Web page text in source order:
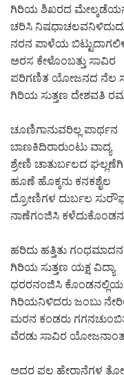
ಗಿರಿಯ ಶಿಖರದ
ಚರಿಸಿ
ನರನ ಪಾಳೆಯ
ಅರಸ ಕೇಳೊಂಬತ್ತು ಸಾವಿರ
ಪರಿಗಣಿತ ಯೋಜನದ ನೆಲ
ಗಿರಿಯ ಸುತ್ತಣ ದೇಶವತಿ
ಚೂಣಿಗಾನುವರಿಲ್ಲ ಪಾರ್ಥನ
ಬಾಣಕಿದಿರಾರುಂಟು ವಾದ್ಯ
ಶ್ರೇಣಿ ಚಾತುರ್ಬಲದ
ಹೂಣೆ ಹೊಕ್ಕನು ಕನಕಶೈಲ
ದ್ರೋಣಿಗಳ ದುರ್ಬಲ
ನಾಣೆಗಂಜಿಸಿ
ಹರಿದು ಹತ್ತಿತು ಗಂಧಮಾದನ
ಗಿರಿಯ ಸುತ್ತಣ ಯಕ್ಷ ವಿದ್ಯಾ
ಧರರನಂಜಿಸಿ ಕೊಂಡನಲ್ಲಿಯ
ಗಿರಿಯನಿಳಿದರು ಜಂಬು
ಮರನ ಕಂಡರು
ವೆರಡು ಸಾವಿರ
ಅದರ ಫಲ ಹೇರಾನೆಗಳ ತೋ